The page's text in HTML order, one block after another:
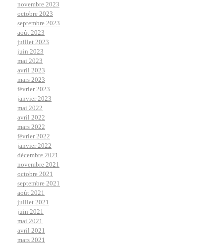
novembre 2023
octobre 2023
septembre 2023
août 2023
juillet 2023
juin 2023
mai 2023
avril 2023
mars 2023
février 2023
janvier 2023
mai 2022
avril 2022
mars 2022
février 2022
janvier 2022
décembre 2021
novembre 2021
octobre 2021
septembre 2021
août 2021
juillet 2021
juin 2021
mai 2021
avril 2021
mars 2021